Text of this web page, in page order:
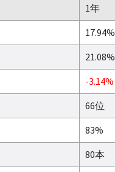
1年
17.94%
21.08%
-3.14%
66位
83%
80本